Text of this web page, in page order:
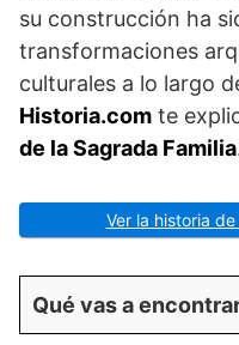
su construcción ha
transformaciones
culturales a lo largo
Historia.com te
de la Sagrada Familia
Ver la historia
Qué vas a